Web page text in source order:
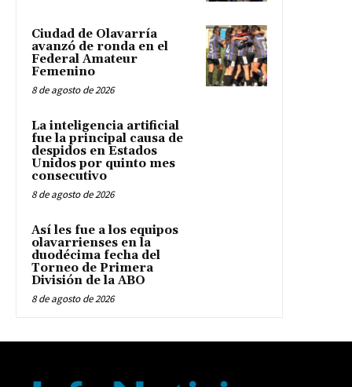
Ciudad de Olavarría
avanzó de ronda en el
Federal Amateur
Femenino
8 de agosto de 2026
La inteligencia artificial
fue la principal causa de
despidos en Estados
Unidos por quinto mes
consecutivo
8 de agosto de 2026
Así les fue a los equipos
olavarrienses en la
duodécima fecha del
Torneo de Primera
División de la ABO
8 de agosto de 2026